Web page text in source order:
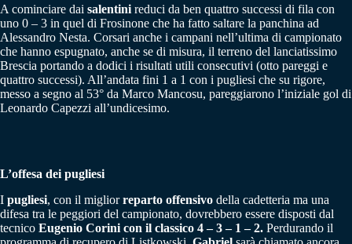
A cominciare dai salentini reduci da ben quattro successi di fila con
uno 0 – 3 in quel di Frosinone che ha fatto saltare la panchina ad
Alessandro Nesta. Corsari anche i campani nell’ultima di campionato
che hanno espugnato, anche se di misura, il terreno del lanciatissimo
Brescia portando a dodici i risultati utili consecutivi (otto pareggi e
quattro successi). All’andata fini 1 a 1 con i pugliesi che su rigore,
messo a segno al 53° da Marco Mancosu, pareggiarono l’iniziale gol di
Leonardo Capezzi all’undicesimo.
L’offesa dei pugliesi
I pugliesi, con il migliorreparto offensivo della cadetteria ma una
difesa tra le peggiori del campionato, dovrebbero essere disposti dal
tecnico Eugenio Corini con il classico 4 – 3 – 1 – 2. Perdurando il